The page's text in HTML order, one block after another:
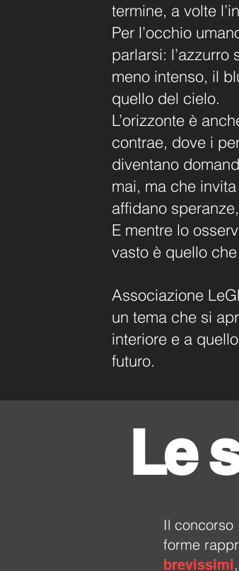
termine, a volte
Per l’occhio
parlarsi:
meno intenso, il
quello del cielo.
L’orizzonte è
contrae, dove i
diventano
mai, ma che
affidano
E mentre lo
vasto è quello
Associazione
un tema che si
interiore e a
futuro.
Le
Il concorso
forme
brevissimi,